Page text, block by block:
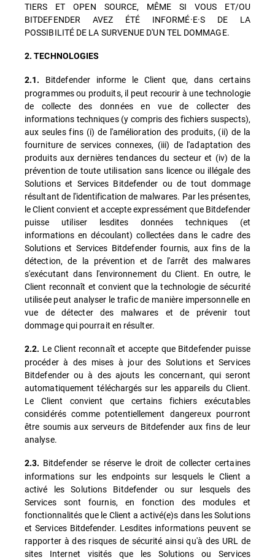
TIERS ET OPEN SOURCE, MÊME SI VOUS ET/OU
BITDEFENDER AVEZ ÉTÉ INFORMÉ·E·S DE LA
POSSIBILITÉ DE LA SURVENUE D'UN TEL DOMMAGE.
2. TECHNOLOGIES
2.1.
Bitdefender informe le Client que, dans certains
programmes ou produits, il peut recourir à une technologie
de collecte des données en vue de collecter des
informations techniques (y compris des fichiers suspects),
aux seules fins (i) de l'amélioration des produits, (ii) de la
fourniture de services connexes, (iii) de l'adaptation des
produits aux dernières tendances du secteur et (iv) de la
prévention de toute utilisation sans licence ou illégale des
Solutions et Services Bitdefender ou de tout dommage
résultant de l'identification de malwares. Par les présentes,
le Client convient et accepte expressément que Bitdefender
puisse utiliser lesdites données techniques (et
informations en découlant) collectées dans le cadre des
Solutions et Services Bitdefender fournis, aux fins de la
détection, de la prévention et de l'arrêt des malwares
s'exécutant dans l'environnement du Client. En outre, le
Client reconnaît et convient que la technologie de sécurité
utilisée peut analyser le trafic de manière impersonnelle en
vue de détecter des malwares et de prévenir tout
dommage qui pourrait en résulter.
2.2. Le Client reconnaît et accepte que Bitdefender puisse
procéder à des mises à jour des Solutions et Services
Bitdefender ou à des ajouts les concernant, qui seront
automatiquement téléchargés sur les appareils du Client.
Le Client convient que certains fichiers exécutables
considérés comme potentiellement dangereux pourront
être soumis aux serveurs de Bitdefender aux fins de leur
analyse.
2.3. Bitdefender se réserve le droit de collecter certaines
informations sur les endpoints sur lesquels le Client a
activé les Solutions Bitdefender ou sur lesquels des
Services sont fournis, en fonction des modules et
fonctionnalités que le Client a activé(e)s dans les Solutions
et Services Bitdefender. Lesdites informations peuvent se
rapporter à des risques de sécurité ainsi qu'à des URL de
sites Internet visités que les Solutions ou Services